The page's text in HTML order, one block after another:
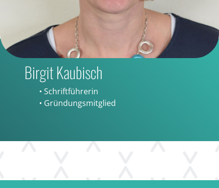
Birgit Kaubisch
• Schriftführerin
• Gründungsmitglied